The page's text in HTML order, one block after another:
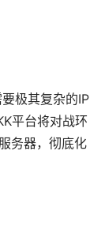
极其复杂的IP
平台将对战环
务器，彻底化